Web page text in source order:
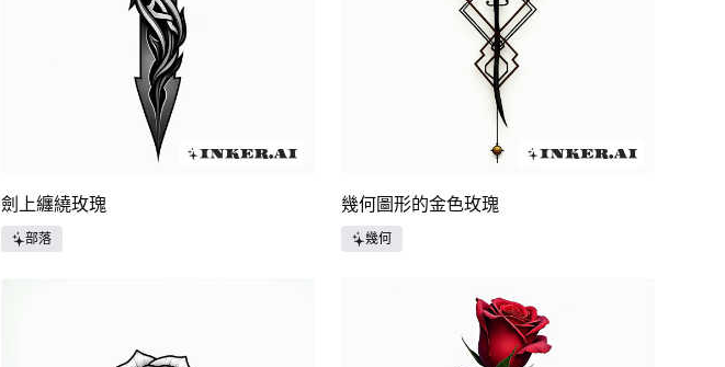
劍上纏繞玫瑰
部落
幾何圖形的金色玫瑰
幾何